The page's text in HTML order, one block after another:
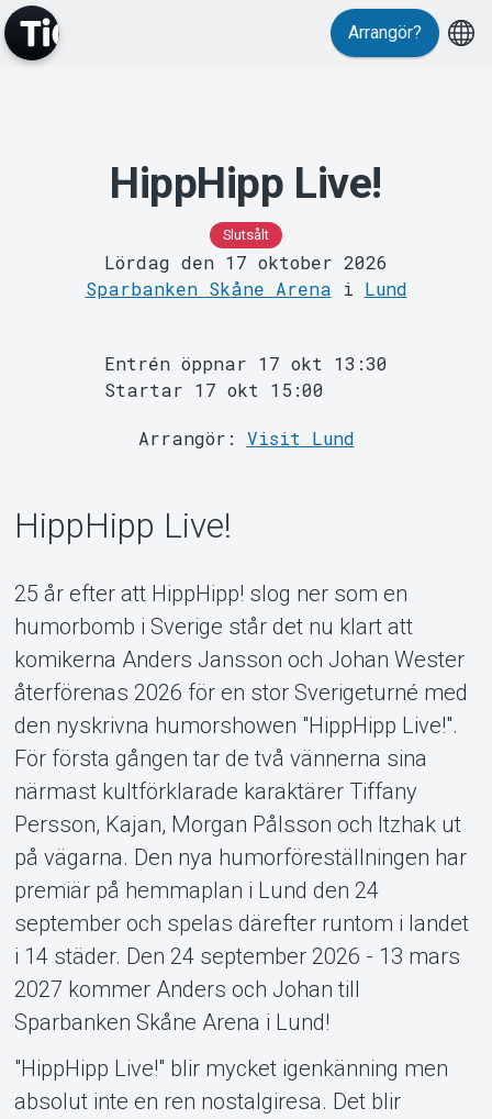
MyTickster
Support
Arrangör?
HippHipp Live!
Slutsålt
Lördag den 17 oktober 2026
Sparbanken Skåne Arena i Lund
Entrén öppnar 17 okt 13:30
Startar 17 okt 15:00
Arrangör: Visit Lund
HippHipp Live!
25 år efter att HippHipp! slog ner som en
humorbomb i Sverige står det nu klart att
komikerna Anders Jansson och Johan Wester
återförenas 2026 för en stor Sverigeturné med
den nyskrivna humorshowen "HippHipp Live!".
För första gången tar de två vännerna sina
närmast kultförklarade karaktärer Tiffany
Persson, Kajan, Morgan Pålsson och Itzhak ut
på vägarna. Den nya humorföreställningen har
premiär på hemmaplan i Lund den 24
september och spelas därefter runtom i landet
i 14 städer. Den 24 september 2026 - 13 mars
2027 kommer Anders och Johan till
Sparbanken Skåne Arena i Lund!
"HippHipp Live!" blir mycket igenkänning men
absolut inte en ren nostalgiresa. Det blir